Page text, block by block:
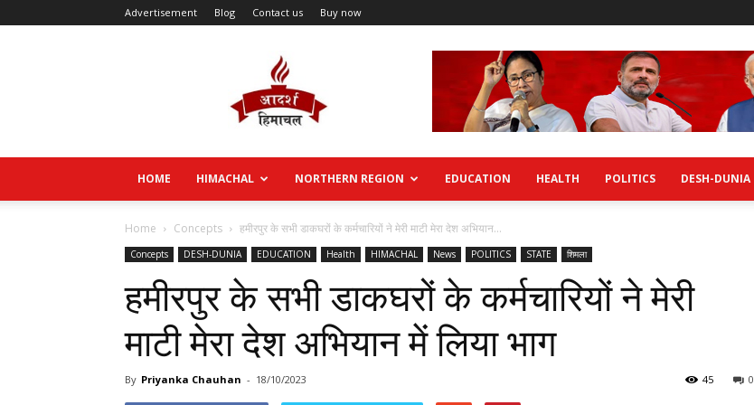
Advertisement Blog Contact us Buy now
HOME HIMACHAL NORTHERN REGION EDUCATION HEALTH POLITICS DESH-DUNIA
Home Concepts हमीरपुर के सभी डाकघरों के कर्मचारियों ने मेरी माटी मेरा देश अभियान...
Concepts DESH-DUNIA EDUCATION Health HIMACHAL News POLITICS STATE शिमला
हमीरपुर के सभी डाकघरों के कर्मचारियों ने मेरी
माटी मेरा देश अभियान में लिया भाग
By Priyanka Chauhan - 18/10/2023 0
45